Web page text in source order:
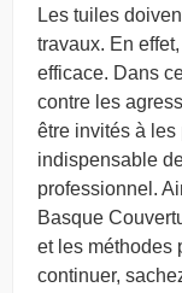
Les tuiles
travaux. En
efficace. Dans
contre les
être invités à les
indispensable
professionnel.
Basque
et les méthodes
continuer,